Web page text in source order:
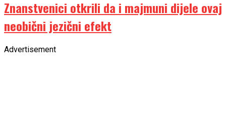
Znanstvenici otkrili da i majmuni dijele ovaj
neobični jezični efekt
Advertisement